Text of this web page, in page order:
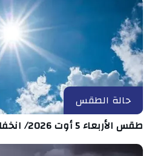
حالة الطقس
طقس الأربعاء 5 أوت 2026/ انخفاض نسبي للحرارة